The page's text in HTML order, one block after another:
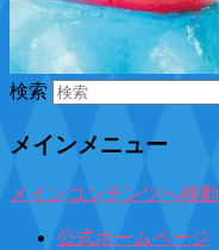
検索
メインメニュー
メインコンテンツへ移動
公式ホームページ